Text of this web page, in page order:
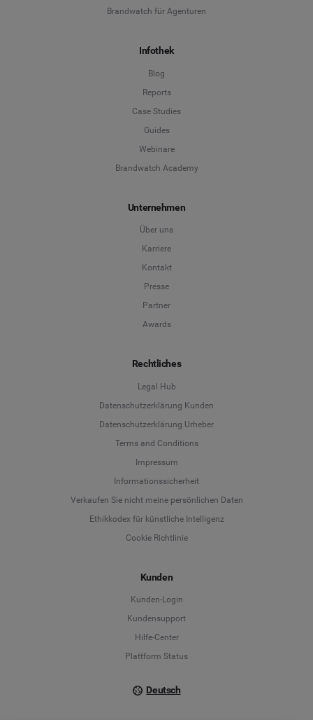
Brandwatch für Agenturen
Infothek
Blog
Reports
Case Studies
Guides
Webinare
Brandwatch Academy
Unternehmen
Über uns
Karriere
Kontakt
Presse
Partner
Awards
Rechtliches
Legal Hub
Datenschutzerklärung Kunden
Datenschutzerklärung Urheber
Terms and Conditions
Impressum
Informationssicherheit
Verkaufen Sie nicht meine persönlichen Daten
Ethikkodex für künstliche Intelligenz
Cookie Richtlinie
Kunden
Kunden-Login
Kundensupport
Hilfe-Center
Plattform Status
Deutsch
Deutsch
English